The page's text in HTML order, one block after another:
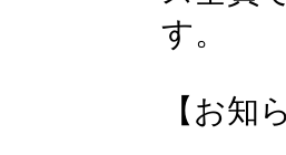
す。
【お知